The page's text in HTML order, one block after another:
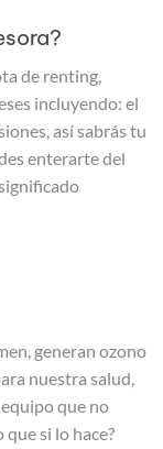
de renting,
incluyendo: el
así sabrás tu
enterarte del
generan ozono
nuestra salud,
que no
si lo hace?